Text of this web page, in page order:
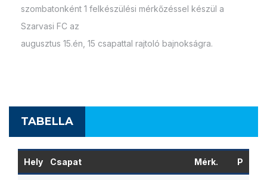
szombatonként 1 felkészülési mérkőzéssel készül a
Szarvasi FC az
augusztus 15.én, 15 csapattal rajtoló bajnokságra.
TABELLA
Hely Csapat Mérk. P